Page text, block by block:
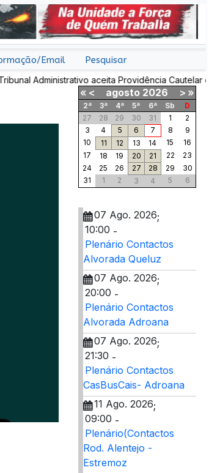
Email Pesquisar
Administrativo aceita Providência Cautelar do
« < agosto 2026 > »
2ª 3ª 4ª 5ª 6ª Sb
D
27
28 29 30 31 1
2
3
4 5 6 7 8
9
10
11 12 13 14 15
16
17
18 19 20 21 22
23
24
25 26 27 28 29
30
31
1 2 3 4 5 6
07 Ago. 2026;
10:00 -
Plenário Contactos
Alvorada Queluz
07 Ago. 2026;
20:00 -
Plenário Contactos
Alvorada Adroana
07 Ago. 2026;
21:30 -
Plenário Contactos
CasBusCais- Adroana
11 Ago. 2026;
09:00 -
Plenário(Contactos
Rod. Alentejo -
Estremoz